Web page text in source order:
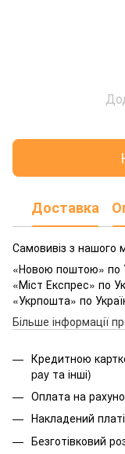
Доставка
Самовивіз з нашого
«Новою поштою» по
«Міст Експрес» по
«Укрпошта» по
Більше інформації
Кредитною
pay та інші)
Оплата на
Накладений
Безготівковий